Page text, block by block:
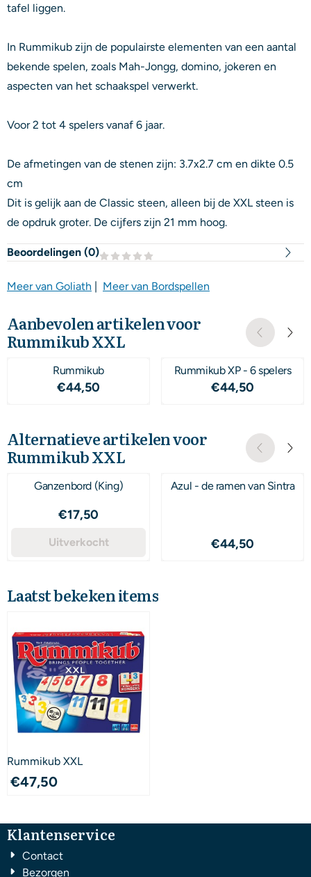
tafel liggen.
In Rummikub zijn de populairste elementen van een aantal
bekende spelen, zoals Mah-Jongg, domino, jokeren en
aspecten van het schaakspel verwerkt.
Voor 2 tot 4 spelers vanaf 6 jaar.
De afmetingen van de stenen zijn: 3.7x2.7 cm en dikte 0.5
cm
Dit is gelijk aan de Classic steen, alleen bij de XXL steen is
de opdruk groter. De cijfers zijn 21 mm hoog.
Beoordelingen (0)
Meer van Goliath Meer van Bordspellen
Aanbevolen artikelen voor
Rummikub XXL
Rummikub
Prijs: 44,50
€44,50
Rummikub XP - 6 spelers
Prijs: 44,50
€44,50
Alternatieve artikelen voor
Rummikub XXL
Ganzenbord (King)
Prijs: 17,50
€17,50
Uitverkocht
Azul - de ramen van Sintra
Prijs: 44,50
€44,50
Laatst bekeken items
Rummikub XXL
€47,50
Klantenservice
Contact
Bezorgen